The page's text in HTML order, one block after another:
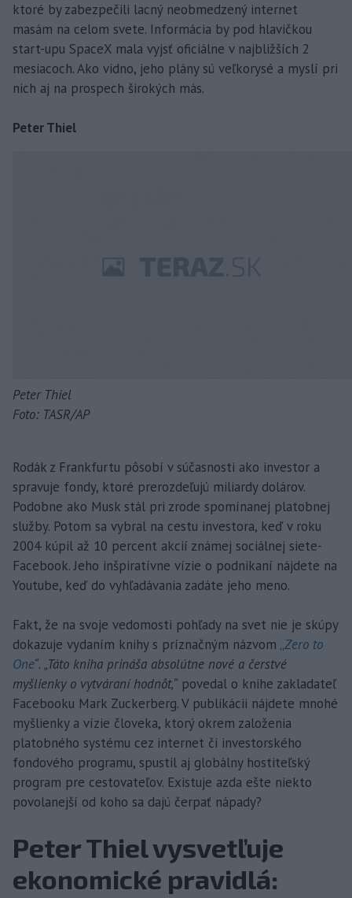
ktoré by zabezpečili lacný neobmedzený internet
masám na celom svete. Informácia by pod hlavičkou
start-upu SpaceX mala vyjsť oficiálne v najbližších 2
mesiacoch. Ako vidno, jeho plány sú veľkorysé a myslí pri
nich aj na prospech širokých más.
Peter Thiel
Peter Thiel
Foto: TASR/AP
Rodák z Frankfurtu pôsobí v súčasnosti ako investor a
spravuje fondy, ktoré prerozdeľujú miliardy dolárov.
Podobne ako Musk stál pri zrode spomínanej platobnej
služby. Potom sa vybral na cestu investora, keď v roku
2004 kúpil až 10 percent akcií známej sociálnej siete-
Facebook. Jeho inšpiratívne vízie o podnikaní nájdete na
Youtube, keď do vyhľadávania zadáte jeho meno.
Fakt, že na svoje vedomosti pohľady na svet nie je skúpy
dokazuje vydaním knihy s príznačným názvom „Zero to
One“. „Táto kniha prináša absolútne nové a čerstvé
myšlienky o vytváraní hodnôt,“ povedal o knihe zakladateľ
Facebooku Mark Zuckerberg. V publikácii nájdete mnohé
myšlienky a vízie človeka, ktorý okrem založenia
platobného systému cez internet či investorského
fondového programu, spustil aj globálny hostiteľský
program pre cestovateľov. Existuje azda ešte niekto
povolanejší od koho sa dajú čerpať nápady?
Peter Thiel vysvetľuje
ekonomické pravidlá: